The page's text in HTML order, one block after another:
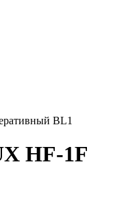
BL1
HF-1F